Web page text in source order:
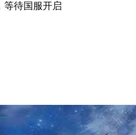
等待国服开启